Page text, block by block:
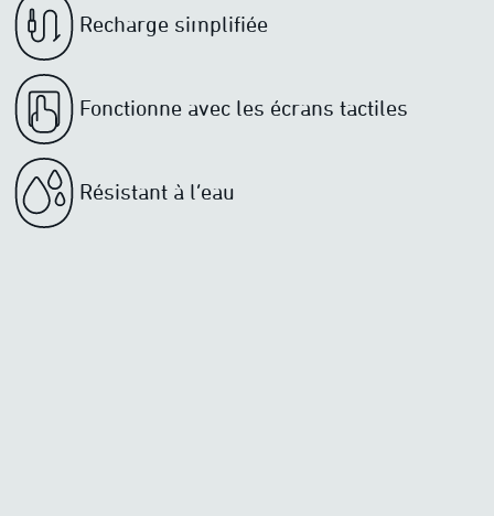
Recharge simplifiée
Fonctionne avec les écrans tactiles
Résistant à l’eau